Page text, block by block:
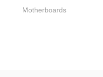
Motherboards